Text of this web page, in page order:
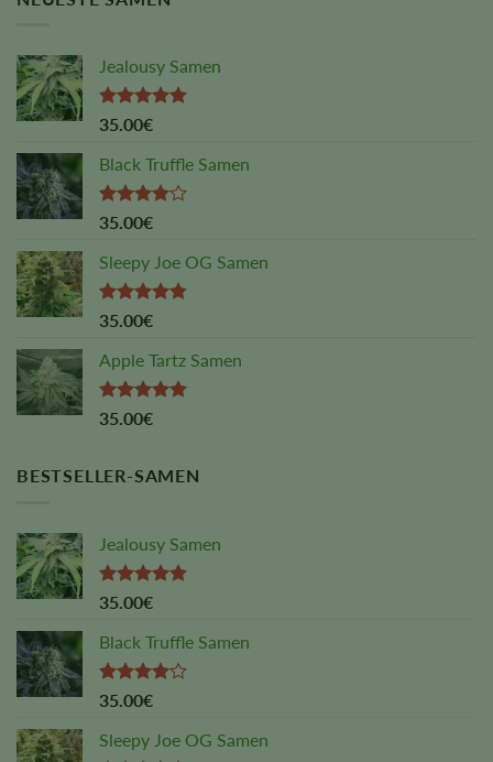
Jealousy Samen
Rated4.88
35.00€
Black Truffle Samen
Rated
of 5
35.00€
Sleepy Joe OG Samen
Rated4.75
35.00€
Apple Tartz Samen
Rated5.00
35.00€
BESTSELLER-SAMEN
Jealousy Samen
Rated4.88
35.00€
Black Truffle Samen
Rated
of 5
35.00€
Sleepy Joe OG Samen